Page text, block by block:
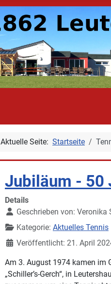
Aktuelle Seite: Startseite
Jubiläum - 50
Details
Geschrieben von: Veronika
Kategorie: Aktuelles Tennis
Veröffentlicht: 21. April
Am 3. August 1974 kamen im
„Schiller’s-Gerch“, in